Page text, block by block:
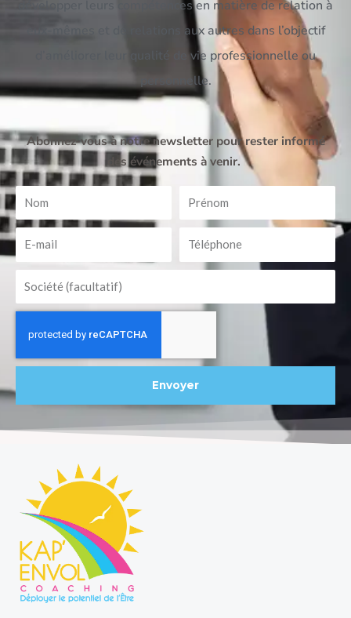
développer leurs compétences en matière de relation à
eux-mêmes et de relations aux autres dans l’objectif
d’améliorer leur qualité de vie professionnelle ou
personnelle.
Abonnez-vous à notre newsletter pour rester informé
des événements à venir.
Nom Prénom
E-
mail
Téléphone
Société
Envoyer